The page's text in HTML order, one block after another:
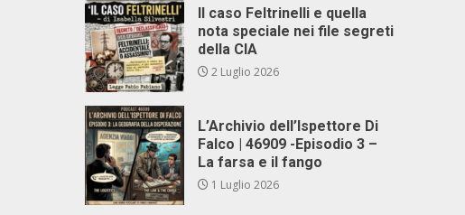
Il caso Feltrinelli e quella
nota speciale nei file segreti
della CIA
2 Luglio 2026
L’Archivio dell’Ispettore Di
Falco | 46909 -Episodio 3 –
La farsa e il fango
1 Luglio 2026